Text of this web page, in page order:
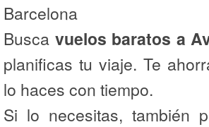
Barcelona
Busca vuelos baratos a
planificas tu viaje. Te
lo haces con tiempo.
Si lo necesitas, también